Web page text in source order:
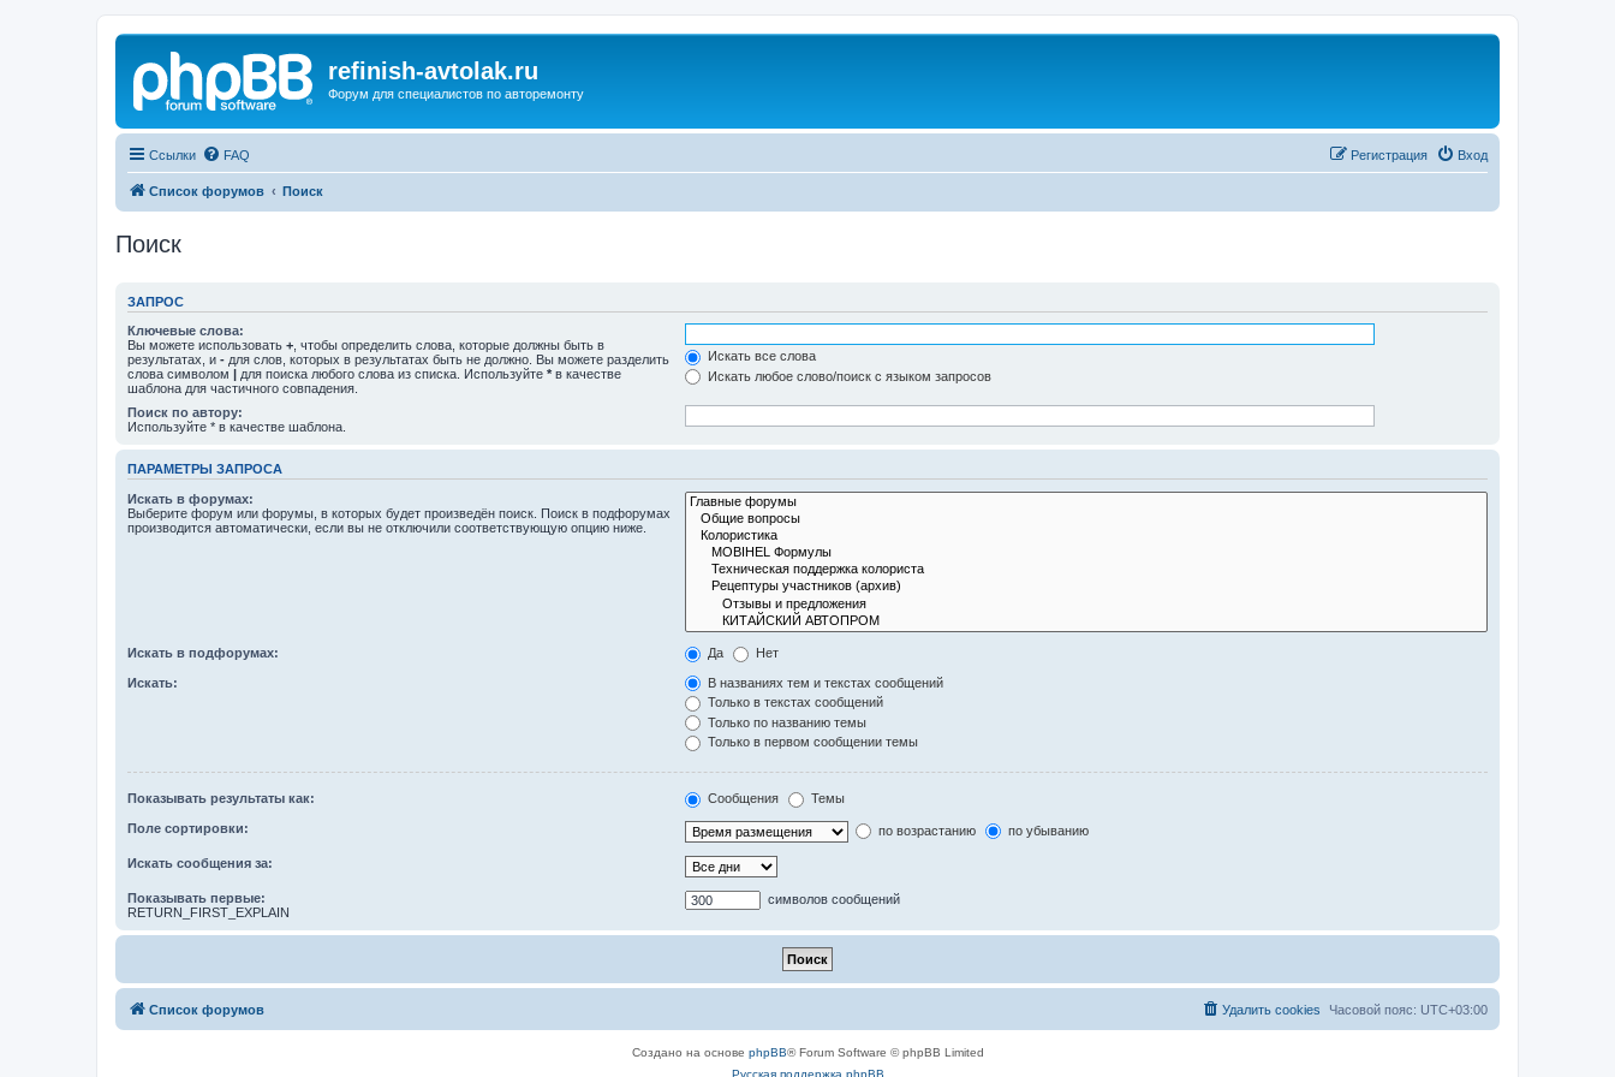
refinish-avtolak.ru
Форум для специалистов по авторемонту
Ссылки FAQ Вход
Регистрация
Список форумов Поиск
Поиск
ЗАПРОС
Ключевые слова:
Вы можете использовать + , чтобы определить слова, которые должны быть в
результатах, и - для слов, которых в результатах быть не должно. Вы можете разделить
слова символом | для поиска любого слова из списка. Используйте * в качестве
шаблона для частичного совпадения.
Искать все слова
Искать любое слово/поиск с языком запросов
Поиск по автору:
Используйте * в качестве шаблона.
ПАРАМЕТРЫ ЗАПРОСА
Искать в форумах:
Выберите форум или форумы, в которых будет произведён поиск. Поиск в подфорумах
производится автоматически, если вы не отключили соответствующую опцию ниже.
Искать в подфорумах: Да Нет
Искать:
В названиях тем и текстах сообщений
Только в текстах сообщений
Только по названию темы
Только в первом сообщении темы
Показывать результаты как: Сообщения Темы
Поле сортировки: по возрастанию по убыванию
Искать сообщения за:
Показывать первые:
RETURN_FIRST_EXPLAIN
символов сообщений
Список форумов Часовой пояс: UTC+03:00
Удалить cookies
Создано на основе phpBB® Forum Software © phpBB Limited
Русская поддержка phpBB